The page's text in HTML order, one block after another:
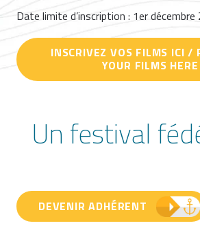
Date limite d’inscription : 1er décembre
INSCRIVEZ VOS FILMS ICI /
YOUR FILMS HERE
Un festival
DEVENIR ADHÉRENT